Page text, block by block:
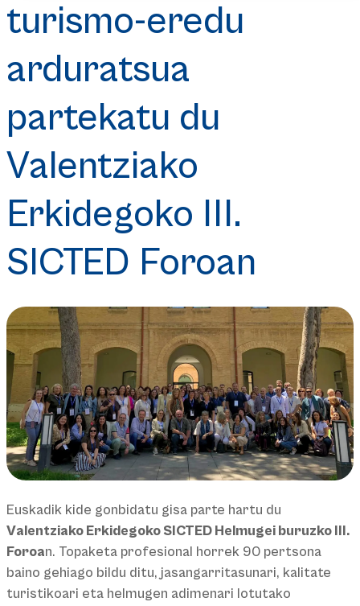
turismo-eredu
arduratsua
partekatu du
Valentziako
Erkidegoko III.
SICTED Foroan
Euskadik kide gonbidatu gisa parte hartu du
Valentziako Erkidegoko SICTED Helmugei buruzko III.
Foroan. Topaketa profesional horrek 90 pertsona
baino gehiago bildu ditu, jasangarritasunari, kalitate
turistikoari eta helmugen adimenari lotutako